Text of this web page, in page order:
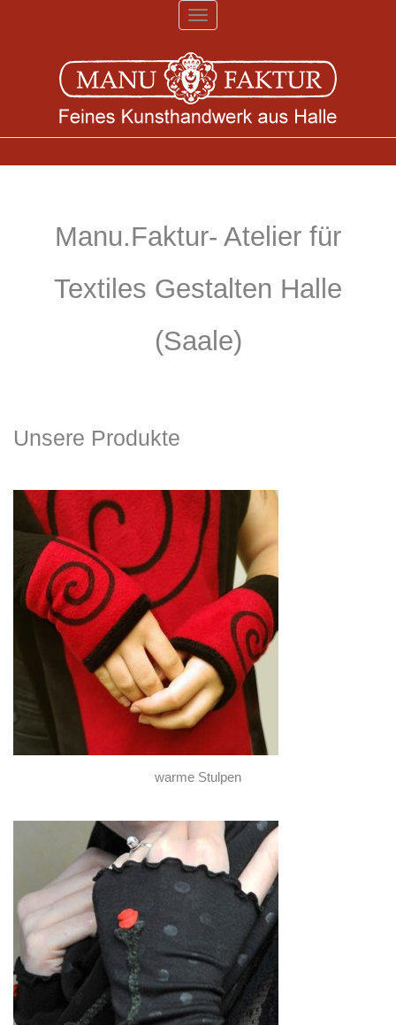
Toggle
Manu.Faktur- Atelier für
Textiles Gestalten Halle
(Saale)
Unsere Produkte
warme Stulpen